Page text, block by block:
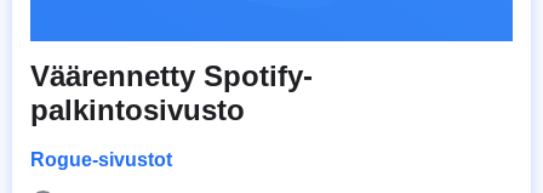
Väärennetty Spotify-
palkintosivusto
Rogue-sivustot